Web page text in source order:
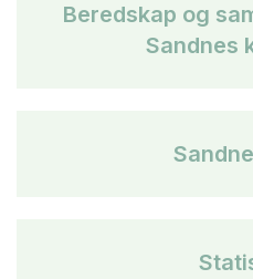
Beredskap og
Sandnes